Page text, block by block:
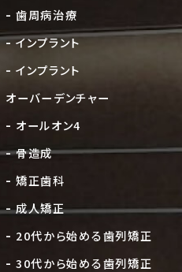
歯周病治療
インプラント
インプラント
オーバーデンチャー
オールオン4
骨造成
矯正歯科
成人矯正
20代から始める歯列矯正
30代から始める歯列矯正